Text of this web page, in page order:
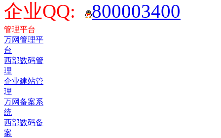
企业QQ:
800003400
管理平台
万网管理平
台
西部数码管
理
企业建站管
理
万网备案系
统
西部数码备
案